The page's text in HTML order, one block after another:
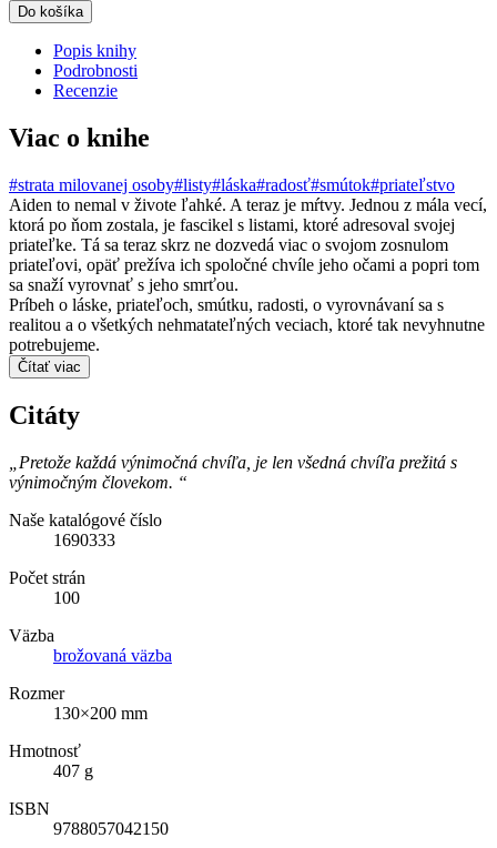
Do košíka
Popis knihy
Podrobnosti
Recenzie
Viac o knihe
#strata milovanej osoby#listy#láska#radosť#smútok#priateľstvo
Aiden to nemal v živote ľahké. A teraz je mŕtvy. Jednou z mála vecí,
ktorá po ňom zostala, je fascikel s listami, ktoré adresoval svojej
priateľke. Tá sa teraz skrz ne dozvedá viac o svojom zosnulom
priateľovi, opäť prežíva ich spoločné chvíle jeho očami a popri tom
sa snaží vyrovnať s jeho smrťou.
Príbeh o láske, priateľoch, smútku, radosti, o vyrovnávaní sa s
realitou a o všetkých nehmatateľných veciach, ktoré tak nevyhnutne
potrebujeme.
Čítať viac
Citáty
„Pretože každá výnimočná chvíľa, je len všedná chvíľa prežitá s
výnimočným človekom. “
Naše katalógové číslo
1690333
Počet strán
100
Väzba
brožovaná väzba
Rozmer
130×200 mm
Hmotnosť
407 g
ISBN
9788057042150